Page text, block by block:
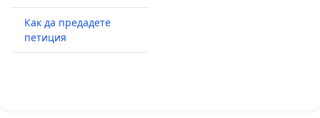
Как да предадете
петиция